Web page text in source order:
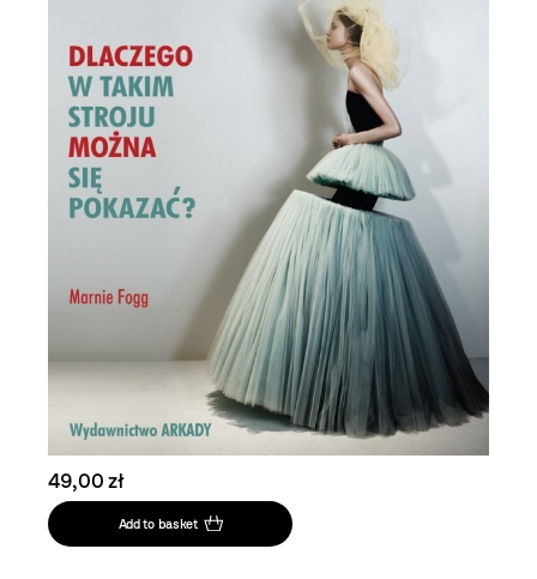
49,00 zł
Add to basket